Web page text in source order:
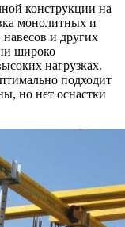
конструкции на
монолитных и
и других
широко
нагрузках.
подходит
но нет оснастки